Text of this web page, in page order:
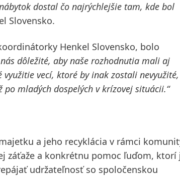
dostal čo najrýchlejšie tam, kde bol
Slovensko.
Henkel Slovensko, bolo
nás dôležité, aby naše rozhodnutia mali aj
vecí, ktoré by inak zostali
mladých dospelých v krízovej situácii.“
a jeho recyklácia v rámci
záťaže a konkrétnu pomoc ľuďom, ktorí
udržateľnosť so spoločenskou